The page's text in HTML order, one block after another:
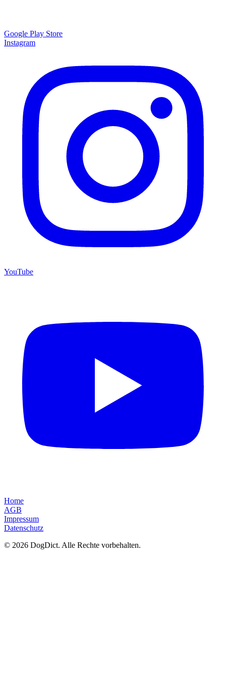
Google Play Store
Instagram
YouTube
Home
AGB
Impressum
Datenschutz
© 2026 DogDict. Alle Rechte vorbehalten.